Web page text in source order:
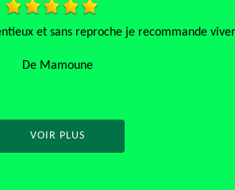
et sans reproche je recommande
De Mamoune
VOIR PLUS